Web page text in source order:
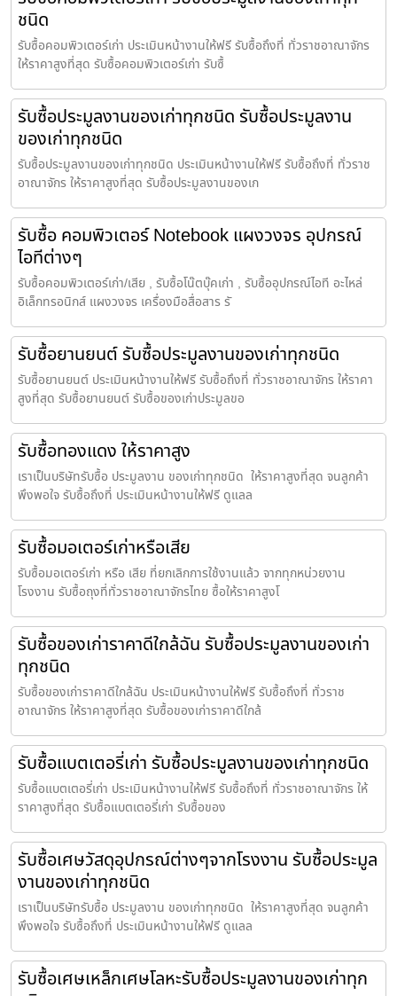
ชนิด
รับซื้อคอมพิวเตอร์เก่า ประเมินหน้างานให้ฟรี รับซื้อถึงที่ ทั่วราชอาณาจักร
ให้ราคาสูงที่สุด รับซื้อคอมพิวเตอร์เก่า รับซื้
รับซื้อประมูลงานของเก่าทุกชนิด รับซื้อประมูลงาน
ของเก่าทุกชนิด
รับซื้อประมูลงานของเก่าทุกชนิด ประเมินหน้างานให้ฟรี รับซื้อถึงที่ ทั่วราช
อาณาจักร ให้ราคาสูงที่สุด รับซื้อประมูลงานของเก
รับซื้อ คอมพิวเตอร์ Notebook แผงวงจร อุปกรณ์
ไอทีต่างๆ
รับซื้อคอมพิวเตอร์เก่า/เสีย , รับซื้อโน๊ตบุ๊คเก่า , รับซื้ออุปกรณ์ไอที อะไหล่
อิเล็กทรอนิกส์ แผงวงจร เครื่องมือสื่อสาร รั
รับซื้อยานยนต์ รับซื้อประมูลงานของเก่าทุกชนิด
รับซื้อยานยนต์ ประเมินหน้างานให้ฟรี รับซื้อถึงที่ ทั่วราชอาณาจักร ให้ราคา
สูงที่สุด รับซื้อยานยนต์ รับซื้อของเก่าประมูลขอ
รับซื้อทองแดง ให้ราคาสูง
เราเป็นบริษัทรับซื้อ ประมูลงาน ของเก่าทุกชนิด ให้ราคาสูงที่สุด จนลูกค้า
พึงพอใจ รับซื้อถึงที่ ประเมินหน้างานให้ฟรี ดูแลล
รับซื้อมอเตอร์เก่าหรือเสีย
รับซื้อมอเตอร์เก่า หรือ เสีย ที่ยกเลิกการใช้งานแล้ว จากทุกหน่วยงาน
โรงงาน รับซื้อถุงที่ทั่วราชอาณาจักรไทย ซื้อให้ราคาสูงโ
รับซื้อของเก่าราคาดีใกล้ฉัน รับซื้อประมูลงานของเก่า
ทุกชนิด
รับซื้อของเก่าราคาดีใกล้ฉัน ประเมินหน้างานให้ฟรี รับซื้อถึงที่ ทั่วราช
อาณาจักร ให้ราคาสูงที่สุด รับซื้อของเก่าราคาดีใกล้
รับซื้อแบตเตอรี่เก่า รับซื้อประมูลงานของเก่าทุกชนิด
รับซื้อแบตเตอรี่เก่า ประเมินหน้างานให้ฟรี รับซื้อถึงที่ ทั่วราชอาณาจักร ให้
ราคาสูงที่สุด รับซื้อแบตเตอรี่เก่า รับซื้อของ
รับซื้อเศษวัสดุอุปกรณ์ต่างๆจากโรงงาน รับซื้อประมูล
งานของเก่าทุกชนิด
เราเป็นบริษัทรับซื้อ ประมูลงาน ของเก่าทุกชนิด ให้ราคาสูงที่สุด จนลูกค้า
พึงพอใจ รับซื้อถึงที่ ประเมินหน้างานให้ฟรี ดูแลล
รับซื้อเศษเหล็กเศษโลหะรับซื้อประมูลงานของเก่าทุก